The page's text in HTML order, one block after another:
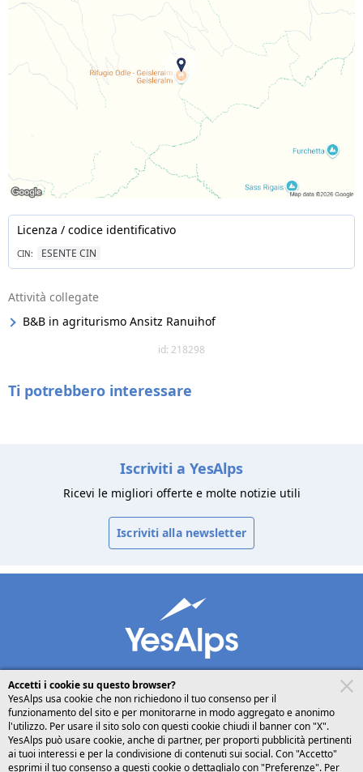
Licenza / codice identificativo
CIN: ESENTE CIN
Attività collegate
B&B in agriturismo Ansitz Ranuihof
id: 218298
Ti potrebbero interessare
Iscriviti a YesAlps
Ricevi le migliori offerte e molte notizie utili
Iscriviti alla newsletter
desktop seguici su
Italiano
Accetti i cookie su questo browser?
YesAlps usa cookie che non richiedono il tuo consenso per il
funzionamento del sito e per monitorarne in modo aggregato e anonimo
l'utilizzo. Per usare il sito solo con questi cookie chiudi il banner con "X".
YesAlps può usare cookie, anche di partner, per proporti pubblicità pertinenti
ai tuoi interessi e per la condivisione di contenuti sui social. Con "Accetto"
esprimi il tuo consenso a questi cookie o dettaglialo con "Preferenze". Per